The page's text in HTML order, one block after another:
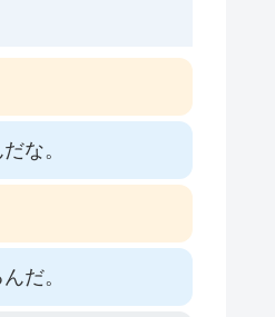
な。
だ。